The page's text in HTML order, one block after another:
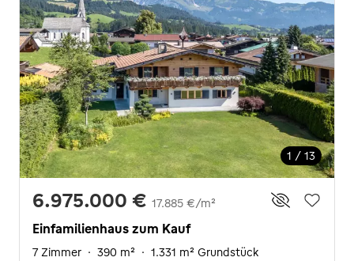
1 / 13
6.975.000 € 17.885 €/m²
Einfamilienhaus zum Kauf
7 Zimmer · 390 m² · 1.331 m² Grundstück